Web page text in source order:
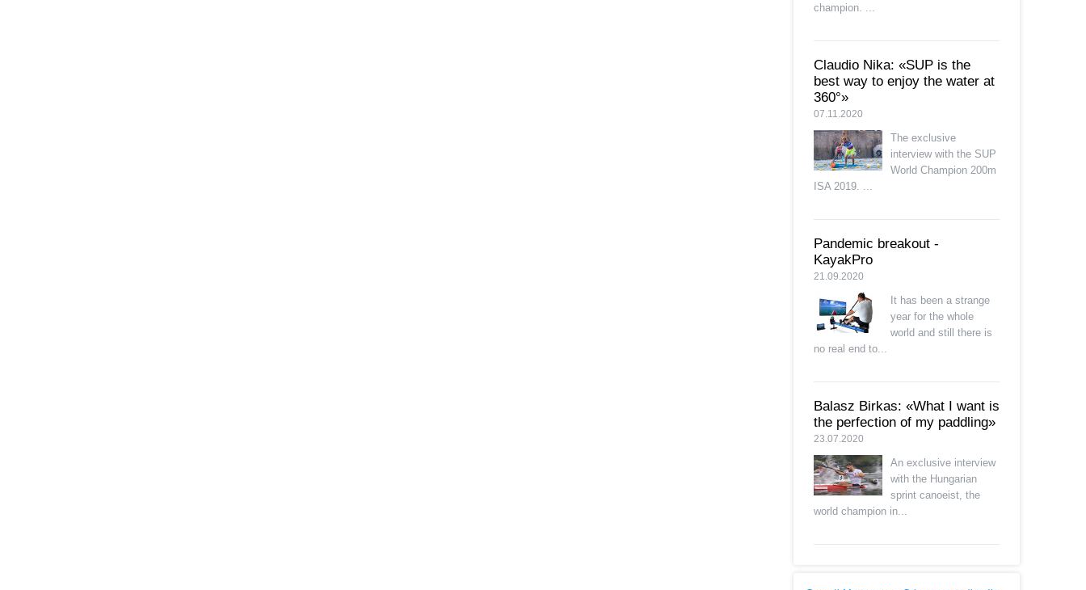
champion. ...
Claudio Nika: «SUP is the
best way to enjoy the water at
360°»
07.11.2020
The exclusive
interview with the SUP
World Champion 200m
ISA 2019. ...
Pandemic breakout -
KayakPro
21.09.2020
It has been a strange
year for the whole
world and still there is
no real end to...
Balasz Birkas: «What I want is
the perfection of my paddling»
23.07.2020
An exclusive interview
with the Hungarian
sprint canoeist, the
world champion in...